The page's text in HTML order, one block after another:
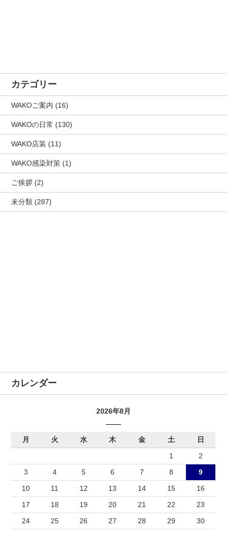
カテゴリー
WAKOご案内 (16)
WAKOの日常 (130)
WAKO店装 (11)
WAKO感染対策 (1)
ご挨拶 (2)
未分類 (287)
カレンダー
2026年8月
月 火 水 木 金 土
日
1
2
3
4 5 6 7 8
9
10
11 12 13 14 15
16
17
18 19 20 21 22
23
24
25 26 27 28 29
30